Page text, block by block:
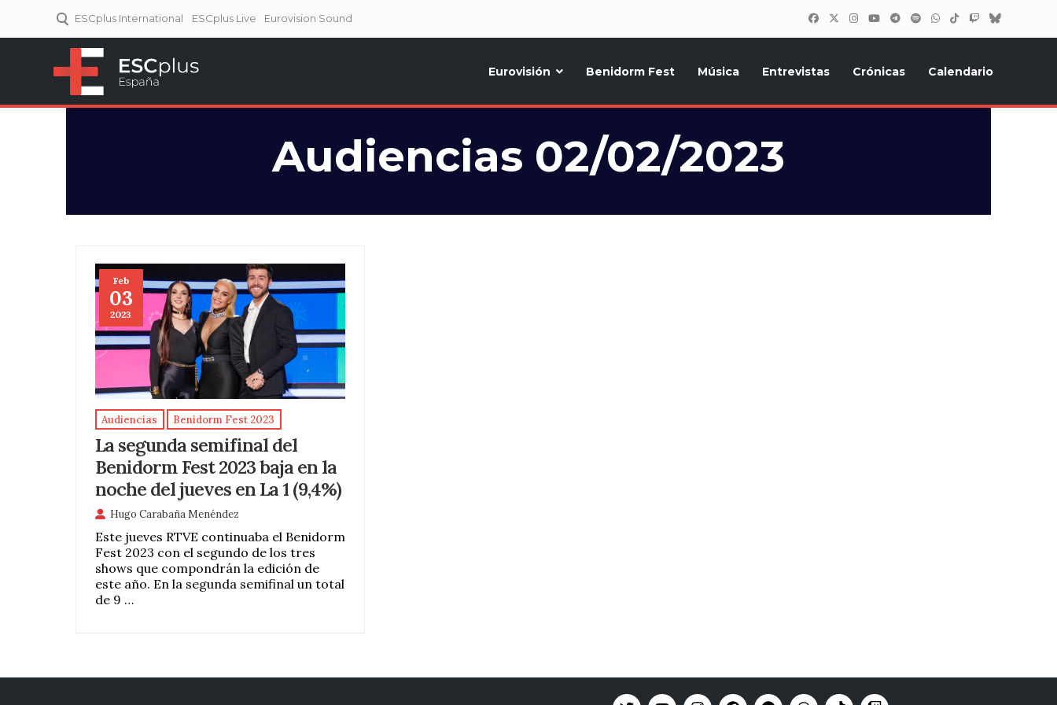
ESCplus International ESCplus Live Eurovision Sound
Eurovisión Benidorm Fest Música Entrevistas Crónicas Calendario
Audiencias 02/02/2023
Feb
03
2023
Audiencias Benidorm Fest 2023
La segunda semifinal del
Benidorm Fest 2023 baja en la
noche del jueves en La 1 (9,4%)
Hugo Carabaña Menéndez
Este jueves RTVE continuaba el Benidorm
Fest 2023 con el segundo de los tres
shows que compondrán la edición de
este año. En la segunda semifinal un total
de 9 …